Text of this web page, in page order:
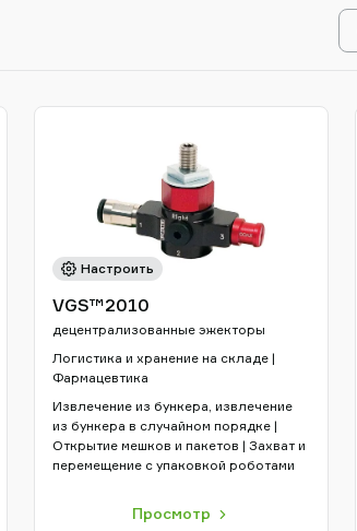
Настроить
VGS™2010
децентрализованные эжекторы
Логистика и хранение на складе |
Фармацевтика
Извлечение из бункера, извлечение
из бункера в случайном порядке |
Открытие мешков и пакетов | Захват и
перемещение с упаковкой роботами
Просмотр